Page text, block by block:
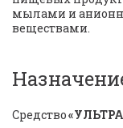
мылами и
веществами.
Средство